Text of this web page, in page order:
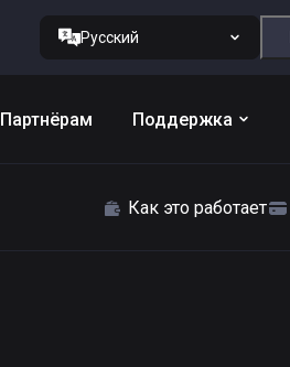
Русский
Партнёрам Поддержка
Как это работает